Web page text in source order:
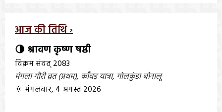
आज की तिथि ›
🌗 श्रावण कृष्ण षष्ठी
विक्रम संवत् 2083
मंगला गौरी व्रत (प्रथम),काँवड़ यात्रा,गोलकुंडा बोनालू
🔆 मंगलवार, 4 अगस्त 2026